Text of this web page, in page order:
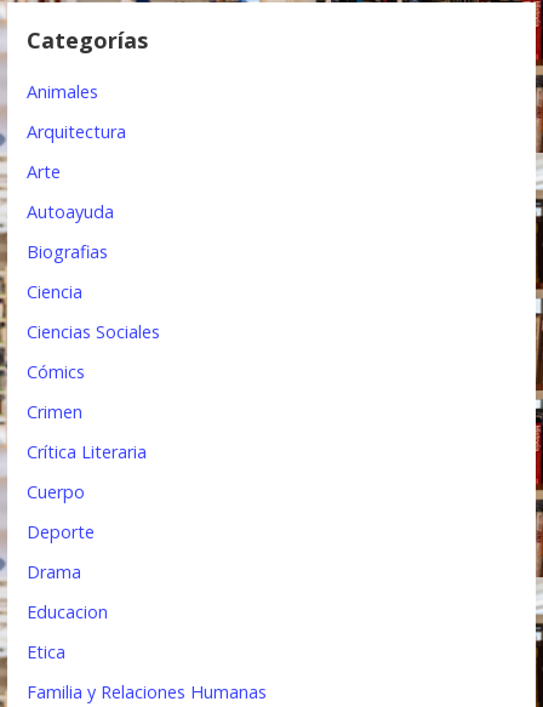
n
d
a
Categorías
Animales
Arquitectura
Arte
Autoayuda
Biografias
Ciencia
Ciencias Sociales
Cómics
Crimen
Crítica Literaria
Cuerpo
Deporte
Drama
Educacion
Etica
Familia y Relaciones Humanas